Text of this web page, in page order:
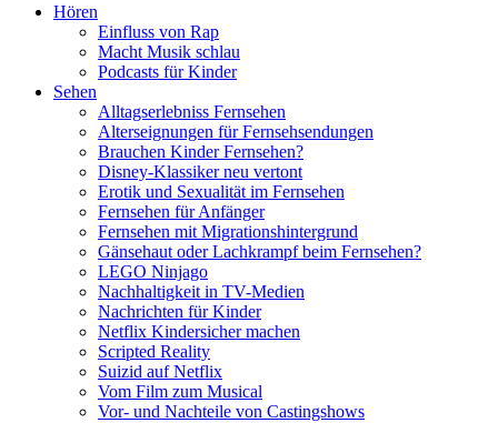
Hören
Einfluss von Rap
Macht Musik schlau
Podcasts für Kinder
Sehen
Alltagserlebniss Fernsehen
Alterseignungen für Fernsehsendungen
Brauchen Kinder Fernsehen?
Disney-Klassiker neu vertont
Erotik und Sexualität im Fernsehen
Fernsehen für Anfänger
Fernsehen mit Migrationshintergrund
Gänsehaut oder Lachkrampf beim Fernsehen?
LEGO Ninjago
Nachhaltigkeit in TV-Medien
Nachrichten für Kinder
Netflix Kindersicher machen
Scripted Reality
Suizid auf Netflix
Vom Film zum Musical
Vor- und Nachteile von Castingshows